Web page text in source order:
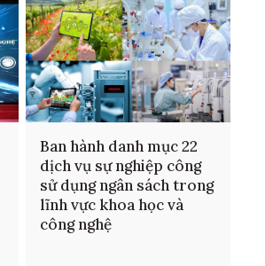
Ban hành danh mục 22
dịch vụ sự nghiệp công
sử dụng ngân sách trong
lĩnh vực khoa học và
công nghệ